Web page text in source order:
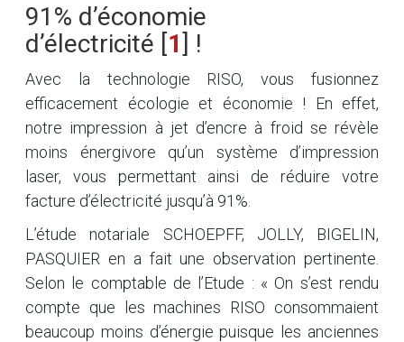
91% d’économie
d’électricité [1] !
Avec la technologie RISO, vous fusionnez
efficacement écologie et économie ! En effet,
notre impression à jet d’encre à froid se révèle
moins énergivore qu’un système d’impression
laser, vous permettant ainsi de réduire votre
facture d’électricité jusqu’à 91%.
L’étude notariale SCHOEPFF, JOLLY, BIGELIN,
PASQUIER en a fait une observation pertinente.
Selon le comptable de l’Etude : « On s’est rendu
compte que les machines RISO consommaient
beaucoup moins d’énergie puisque les anciennes